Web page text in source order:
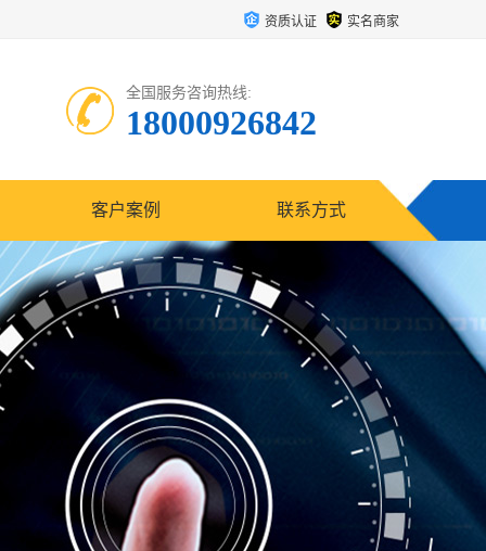
资质认证 实名商家
全国服务咨询热线:
18000926842
客户案例 联系方式